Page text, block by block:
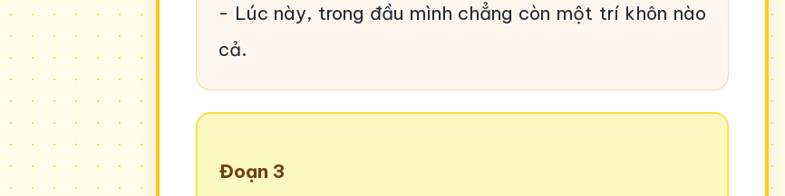
- Lúc này, trong đầu mình chẳng còn một trí khôn nào
cả.
Đoạn 3